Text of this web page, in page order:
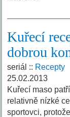
Kuřecí
dobrou
seriál :: Recepty
25.02.2013
Kuřecí maso
relativně nízké
sportovci,